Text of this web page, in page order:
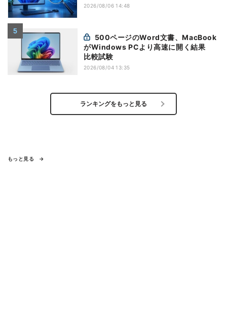
2026/08/06 14:48
がWindows PCより高速に開く結果
比較試験
2026/08/04 13:35
ランキングをもっと見る
もっと見る